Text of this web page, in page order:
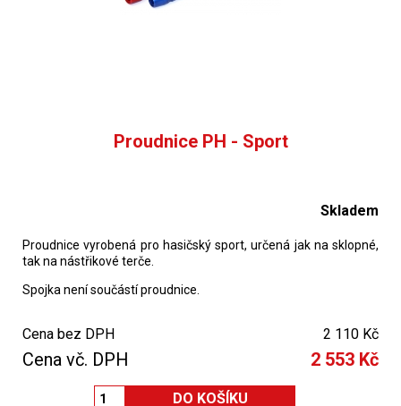
Proudnice PH - Sport
Skladem
Proudnice vyrobená pro hasičský sport, určená jak na sklopné,
tak na nástřikové terče.
Spojka není součástí proudnice.
Cena bez DPH 2 110 Kč
Cena vč. DPH 2 553 Kč